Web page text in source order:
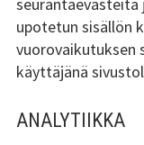
upotetun sisällön
vuorovaikutuksen
käyttäjänä
ANALYTIIKKA